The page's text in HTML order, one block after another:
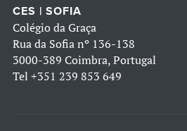
CES | SOFIA
Colégio da Graça
Rua da Sofia nº 136-138
3000-389 Coimbra, Portugal
Tel +351 239 853 649